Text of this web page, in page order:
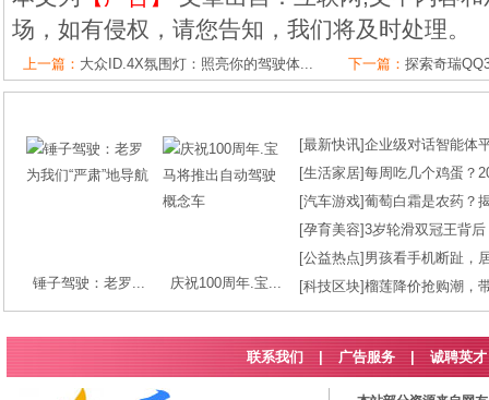
场，如有侵权，请您告知，我们将及时处理。
上一篇： 大众ID.4X氛围灯：照亮你的驾驶体... 下一篇： 探索奇瑞
锤子驾驶：老罗... 庆祝100周年.宝...
[最新快讯]企业级对话智能体
[生活家居]每周吃几个鸡蛋？
[汽车游戏]葡萄白霜是农药？
[孕育美容]3岁轮滑双冠王背
[公益热点] 男孩看手机断趾，
[科技区块]榴莲降价抢购潮，
联系我们 广告服务 | 诚聘英才